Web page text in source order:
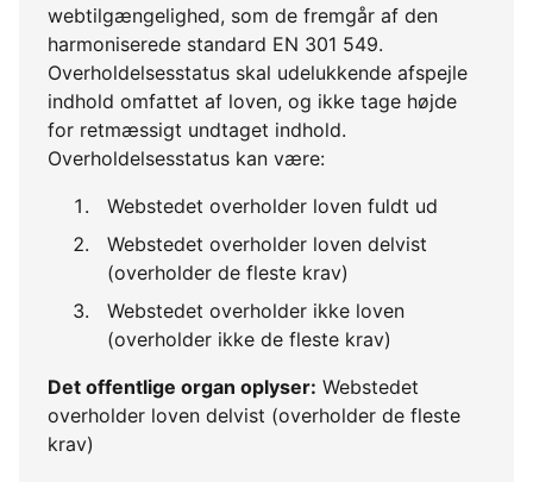
webtilgængelighed, som de fremgår af den
harmoniserede standard EN 301 549.
Overholdelsesstatus skal udelukkende afspejle
indhold omfattet af loven, og ikke tage højde
for retmæssigt undtaget indhold.
Overholdelsesstatus kan være:
Webstedet overholder loven fuldt ud
Webstedet overholder loven delvist
(overholder de fleste krav)
Webstedet overholder ikke loven
(overholder ikke de fleste krav)
Det offentlige organ oplyser: Webstedet
overholder loven delvist (overholder de fleste
krav)